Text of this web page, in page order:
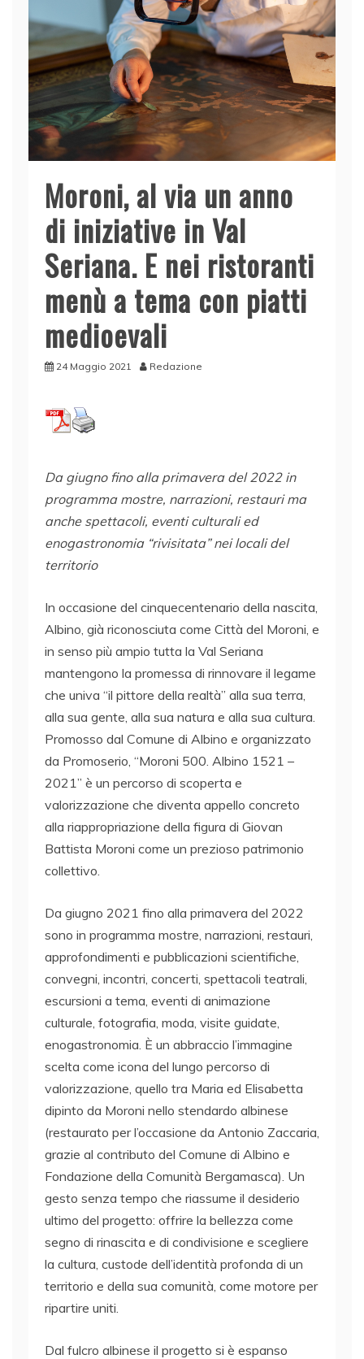
Moroni, al via un anno
di iniziative in Val
Seriana. E nei ristoranti
menù a tema con piatti
medioevali
24 Maggio 2021 Redazione
Da giugno fino alla primavera del 2022 in
programma mostre, narrazioni, restauri ma
anche spettacoli, eventi culturali ed
enogastronomia “rivisitata” nei locali del
territorio
In occasione del cinquecentenario della nascita,
Albino, già riconosciuta come Città del Moroni, e
in senso più ampio tutta la Val Seriana
mantengono la promessa di rinnovare il legame
che univa “il pittore della realtà” alla sua terra,
alla sua gente, alla sua natura e alla sua cultura.
Promosso dal Comune di Albino e organizzato
da Promoserio, “Moroni 500. Albino 1521 –
2021” è un percorso di scoperta e
valorizzazione che diventa appello concreto
alla riappropriazione della figura di Giovan
Battista Moroni come un prezioso patrimonio
collettivo.
Da giugno 2021 fino alla primavera del 2022
sono in programma mostre, narrazioni, restauri,
approfondimenti e pubblicazioni scientifiche,
convegni, incontri, concerti, spettacoli teatrali,
escursioni a tema, eventi di animazione
culturale, fotografia, moda, visite guidate,
enogastronomia. È un abbraccio l’immagine
scelta come icona del lungo percorso di
valorizzazione, quello tra Maria ed Elisabetta
dipinto da Moroni nello stendardo albinese
(restaurato per l’occasione da Antonio Zaccaria,
grazie al contributo del Comune di Albino e
Fondazione della Comunità Bergamasca). Un
gesto senza tempo che riassume il desiderio
ultimo del progetto: offrire la bellezza come
segno di rinascita e di condivisione e scegliere
la cultura, custode dell’identità profonda di un
territorio e della sua comunità, come motore per
ripartire uniti.
Dal fulcro albinese il progetto si è espanso